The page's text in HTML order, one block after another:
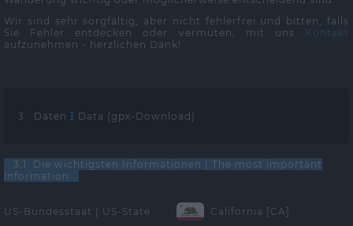
Wir sind sehr sorgfältig, aber nicht fehlerfrei und bitten, falls
Sie Fehler entdecken oder vermuten, mit uns
Kontakt
aufzunehmen - herzlichen Dank!
3. Daten Data (gpx-Download)
3.1 Die wichtigsten Informationen | The most important
information
US-Bundesstaat | US-State California [CA]